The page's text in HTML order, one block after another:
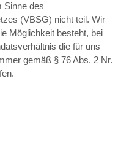
Sinne des
(VBSG) nicht teil. Wir
Möglichkeit besteht, bei
die für uns
gemäß § 76 Abs. 2 Nr.